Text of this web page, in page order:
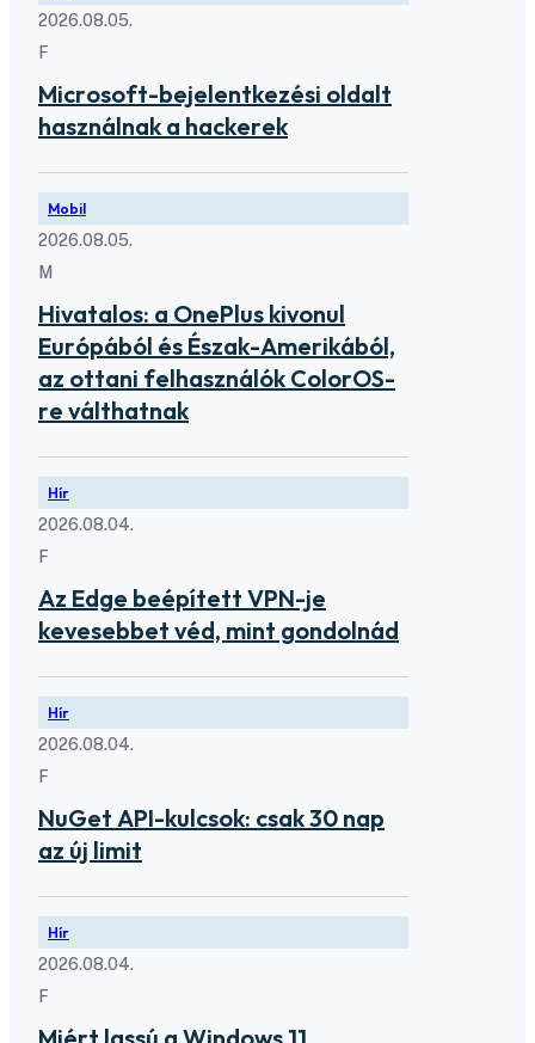
2026.08.05.
F
Microsoft-bejelentkezési oldalt
használnak a hackerek
Mobil
2026.08.05.
M
Hivatalos: a OnePlus kivonul
Európából és Észak-Amerikából,
az ottani felhasználók ColorOS-
re válthatnak
Hír
2026.08.04.
F
Az Edge beépített VPN-je
kevesebbet véd, mint gondolnád
Hír
2026.08.04.
F
NuGet API-kulcsok: csak 30 nap
az új limit
Hír
2026.08.04.
F